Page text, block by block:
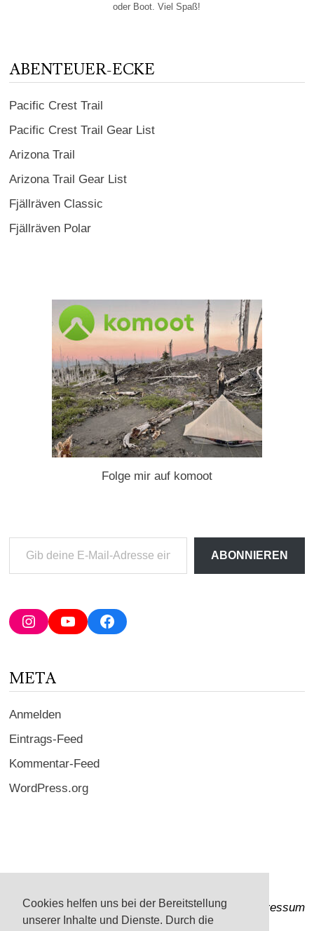
Cookies helfen uns bei der Bereitstellung
unserer Inhalte und Dienste. Durch die
oder Boot. Viel Spaß!
ABENTEUER-ECKE
Pacific Crest Trail
Pacific Crest Trail Gear List
Arizona Trail
Arizona Trail Gear List
Fjällräven Classic
Fjällräven Polar
Folge mir auf komoot
deine
Adresse
ein ...
ABONNIEREN
InstagramYouTubeFacebook
META
Anmelden
Eintrags-Feed
Kommentar-Feed
WordPress.org
Impressum